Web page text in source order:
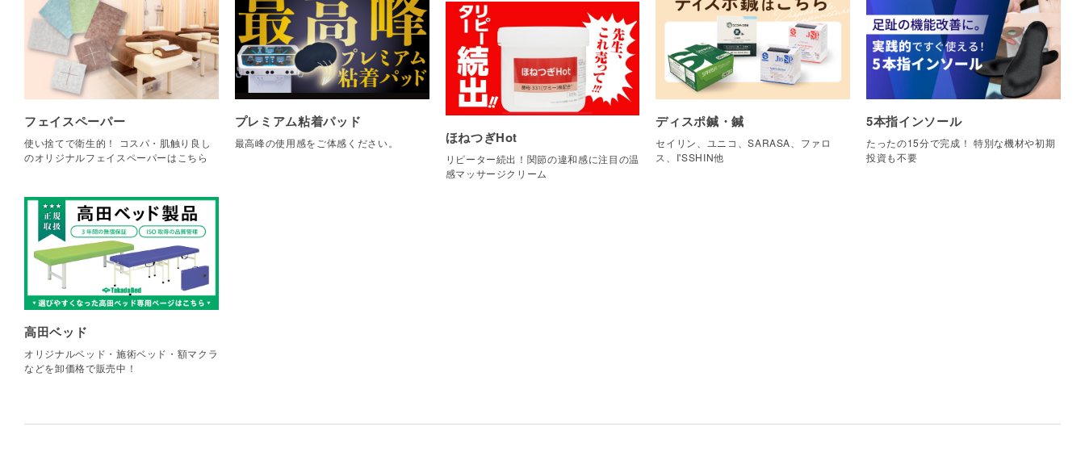
フェイスペーパー
使い捨てで衛生的！ コスパ・肌触り良し
のオリジナルフェイスペーパーはこちら
プレミアム粘着パッド
最高峰の使用感をご体感ください。 ほねつぎHot
リピーター続出！関節の違和感に注目の温
感マッサージクリーム
ディスポ鍼・鍼
セイリン、ユニコ、SARASA、ファロ
ス、I'SSHIN他
5本指インソール
たったの15分で完成！ 特別な機材や初期
投資も不要
高田ベッド
オリジナルベッド・施術ベッド・額マクラ
などを卸価格で販売中！